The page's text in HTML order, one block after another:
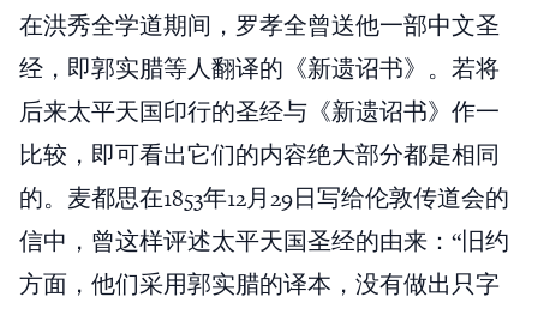
在洪秀全学道期间，罗孝全曾送他一部中文圣
经，即郭实腊等人翻译的《新遗诏书》。若将
后来太平天国印行的圣经与《新遗诏书》作一
比较，即可看出它们的内容绝大部分都是相同
的。麦都思在1853年12月29日写给伦敦传道会的
信中，曾这样评述太平天国圣经的由来：“旧约
方面，他们采用郭实腊的译本，没有做出只字